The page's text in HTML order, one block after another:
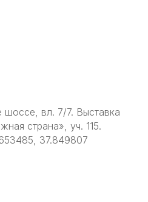
вл. 7/7. Выставка
страна», уч. 115.
37.849807